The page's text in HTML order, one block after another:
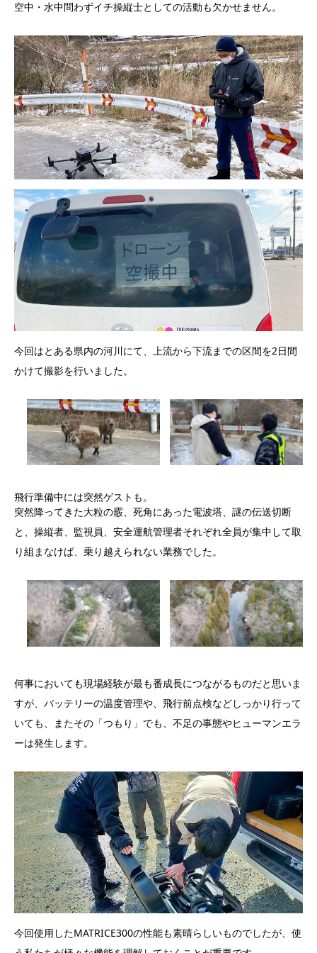
空中・水中問わずイチ操縦士としての活動も欠かせません。
今回はとある県内の河川にて、上流から下流までの区間を2日間
かけて撮影を行いました。
飛行準備中には突然ゲストも。
突然降ってきた大粒の霰、死角にあった電波塔、謎の伝送切断
と、操縦者、監視員、安全運航管理者それぞれ全員が集中して取
り組まなけば、乗り越えられない業務でした。
何事においても現場経験が最も番成長につながるものだと思いま
すが、バッテリーの温度管理や、飛行前点検などしっかり行って
いても、またその「つもり」でも、不足の事態やヒューマンエラ
ーは発生します。
今回使用したMATRICE300の性能も素晴らしいものでしたが、使